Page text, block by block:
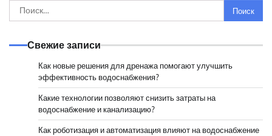
Найти:
Свежие записи
Как новые решения для дренажа помогают улучшить
эффективность водоснабжения?
Какие технологии позволяют снизить затраты на
водоснабжение и канализацию?
Как роботизация и автоматизация влияют на водоснабжение